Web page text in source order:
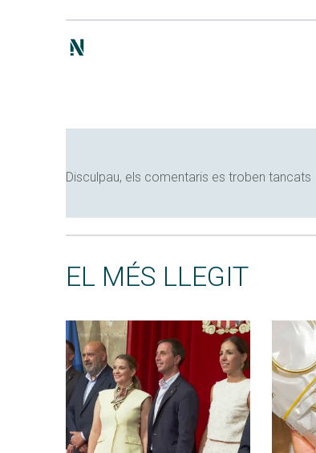
Disculpau, els comentaris es troben tancats
EL MÉS LLEGIT